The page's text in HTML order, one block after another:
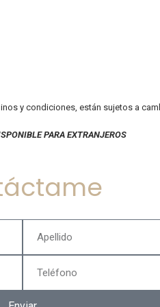
y condiciones, están sujetos a
PARA EXTRANJEROS